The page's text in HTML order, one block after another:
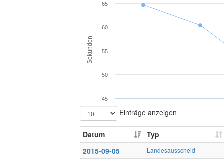
Sekunden
45
50
55
60
65
Einträge anzeigen
Datum
Typ
2015-09-05
Landesausscheid